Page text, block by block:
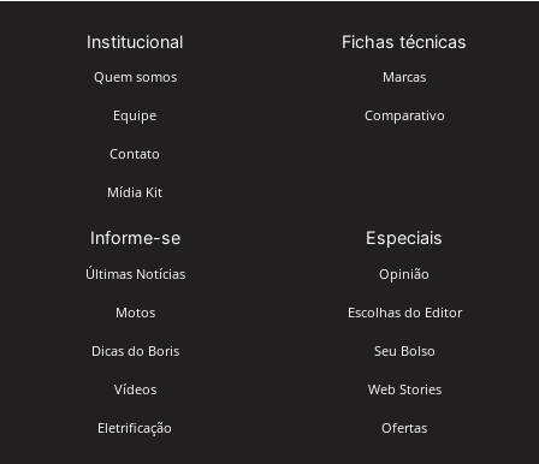
Institucional
Quem somos
Equipe
Contato
Mídia Kit
Fichas técnicas
Marcas
Comparativo
Informe-se
Últimas Notícias
Motos
Dicas do Boris
Vídeos
Eletrificação
Especiais
Opinião
Escolhas do Editor
Seu Bolso
Web Stories
Ofertas